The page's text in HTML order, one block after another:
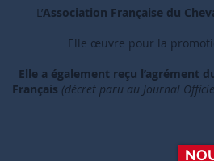
L’Association Française du
Elle œuvre pour la
Elle a également reçu l’agrément
Français (décret paru au Journal